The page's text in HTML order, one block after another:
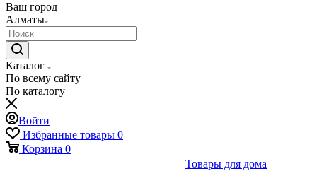
Ваш город
Алматы
Каталог
По всему сайту
По каталогу
Войти
Избранные товары 0
Корзина 0
Товары для дома